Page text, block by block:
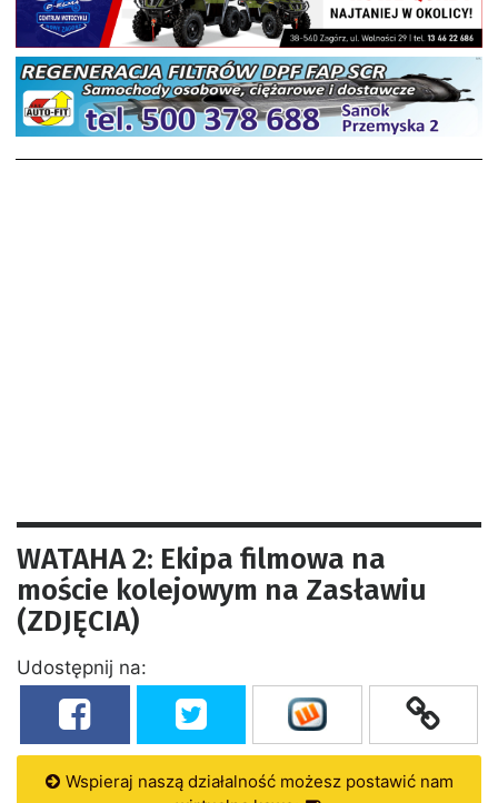
WATAHA 2: Ekipa filmowa na
moście kolejowym na Zasławiu
(ZDJĘCIA)
Udostępnij na:
Wspieraj naszą działalność możesz postawić nam